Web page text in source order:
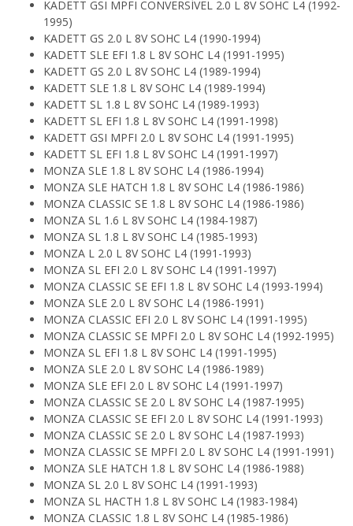
KADETT GSI MPFI CONVERSÍVEL 2.0 L 8V SOHC L4 (1992-
1995)
KADETT GS 2.0 L 8V SOHC L4 (1990-1994)
KADETT SLE EFI 1.8 L 8V SOHC L4 (1991-1995)
KADETT GS 2.0 L 8V SOHC L4 (1989-1994)
KADETT SLE 1.8 L 8V SOHC L4 (1989-1994)
KADETT SL 1.8 L 8V SOHC L4 (1989-1993)
KADETT SL EFI 1.8 L 8V SOHC L4 (1991-1998)
KADETT GSI MPFI 2.0 L 8V SOHC L4 (1991-1995)
KADETT SL EFI 1.8 L 8V SOHC L4 (1991-1997)
MONZA SLE 1.8 L 8V SOHC L4 (1986-1994)
MONZA SLE HATCH 1.8 L 8V SOHC L4 (1986-1986)
MONZA CLASSIC SE 1.8 L 8V SOHC L4 (1986-1986)
MONZA SL 1.6 L 8V SOHC L4 (1984-1987)
MONZA SL 1.8 L 8V SOHC L4 (1985-1993)
MONZA L 2.0 L 8V SOHC L4 (1991-1993)
MONZA SL EFI 2.0 L 8V SOHC L4 (1991-1997)
MONZA CLASSIC SE EFI 1.8 L 8V SOHC L4 (1993-1994)
MONZA SLE 2.0 L 8V SOHC L4 (1986-1991)
MONZA CLASSIC EFI 2.0 L 8V SOHC L4 (1991-1995)
MONZA CLASSIC SE MPFI 2.0 L 8V SOHC L4 (1992-1995)
MONZA SL EFI 1.8 L 8V SOHC L4 (1991-1995)
MONZA SLE 2.0 L 8V SOHC L4 (1986-1989)
MONZA SLE EFI 2.0 L 8V SOHC L4 (1991-1997)
MONZA CLASSIC SE 2.0 L 8V SOHC L4 (1987-1995)
MONZA CLASSIC SE EFI 2.0 L 8V SOHC L4 (1991-1993)
MONZA CLASSIC SE 2.0 L 8V SOHC L4 (1987-1993)
MONZA CLASSIC SE MPFI 2.0 L 8V SOHC L4 (1991-1991)
MONZA SLE HATCH 1.8 L 8V SOHC L4 (1986-1988)
MONZA SL 2.0 L 8V SOHC L4 (1991-1993)
MONZA SL HACTH 1.8 L 8V SOHC L4 (1983-1984)
MONZA CLASSIC 1.8 L 8V SOHC L4 (1985-1986)